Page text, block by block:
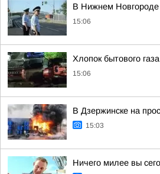
В Нижнем Новгороде
15:06
Хлопок бытового
15:06
В Дзержинске на
15:03
Ничего милее вы